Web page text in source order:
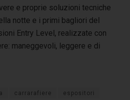
e proprie soluzioni tecniche
notte e i primi bagliori del
Entry Level, realizzate con
maneggevoli, leggere e di
carrarafiere espositori